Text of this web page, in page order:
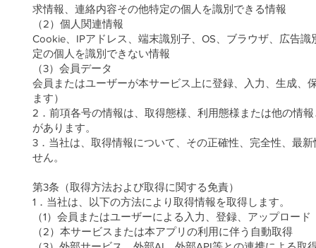
求情報、連絡内容その他特定の個人を識別できる情報
（2）個人関連情報
Cookie、IPアドレス、端末識別子、OS、ブラウザ、広告
定の個人を識別できない情報
（3）会員データ
会員またはユーザーが本サービス上に登録、入力、生成
ます）
2．前項各号の情報は、取得態様、利用態様または他の情
があります。
3．当社は、取得情報について、その正確性、完全性、最
せん。
第3条（取得方法および取得に関する免責）
1．当社は、以下の方法により取得情報を取得します。
（1）会員またはユーザーによる入力、登録、アップロード
（2）本サービスまたは本アプリの利用に伴う自動取得